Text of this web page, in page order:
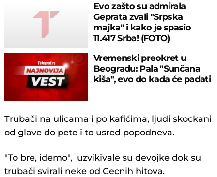
Evo zašto su admirala
Geprata zvali "Srpska
majka" i kako je spasio
11.417 Srba! (FOTO)
Vremenski preokret u
Beogradu: Pala "Sunčana
kiša", evo do kada će padati
Trubači na ulicama i po kafićima, ljudi skockani
od glave do pete i to usred popodneva.
"To bre, idemo", uzvikivale su devojke dok su
trubači svirali neke od Cecnih hitova.